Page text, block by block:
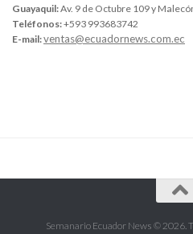
Guayaquil:Av. 9 de Octubre 109 y
Teléfonos:+593 993683742
E-mail:ventas@ecuadornews.com.ec
Semanario Ecuador News © 2026.